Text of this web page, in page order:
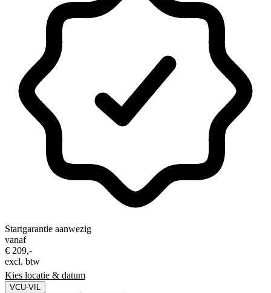
Startgarantie aanwezig
vanaf
€ 209,-
excl. btw
Kies locatie & datum
VCU-VIL